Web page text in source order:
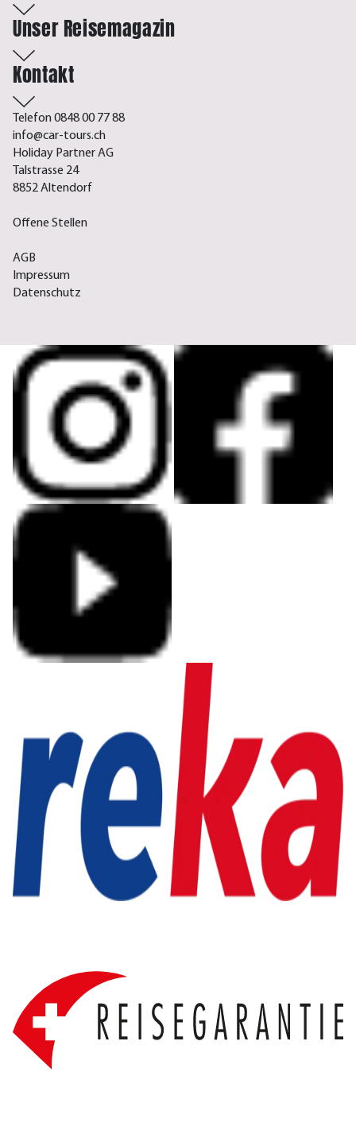
Unser Reisemagazin
Kontakt
Telefon 0848 00 77 88
info@car-tours.ch
Holiday Partner AG
Talstrasse 24
8852 Altendorf
Offene Stellen
AGB
Impressum
Datenschutz